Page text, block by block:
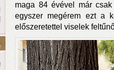
partján a nyár még tart!
a Sziget!
nélkül
maga 84 évével már
egyszer megérem ezt a
előszeretettel viselek